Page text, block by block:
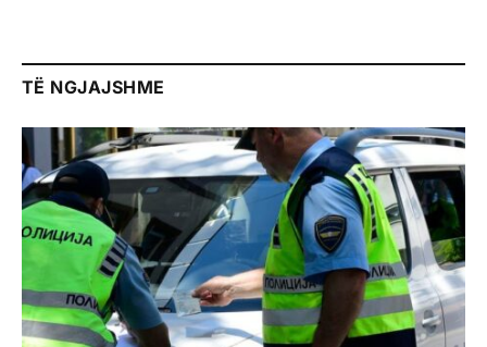
TË NGJAJSHME